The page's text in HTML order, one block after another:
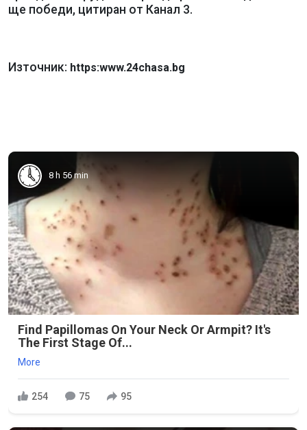
ще победи, цитиран от Канал 3.
Източник: https:www.24chasa.bg
8 h 56 min
Find Papillomas On Your Neck Or Armpit? It's
The First Stage Of...
More
254 75 95